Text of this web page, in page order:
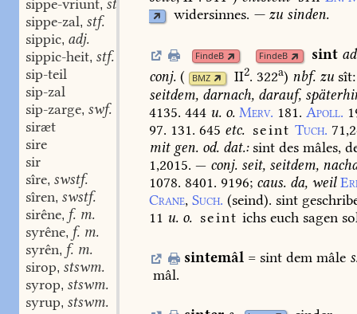
sippe-vriunt, stm.
sippe-zal, stf.
sippic, adj.
sippic-heit, stf.
sip-teil
sip-zal
sip-zarge, swf.
siræt
sire
sir
sîre, swstf.
sîren, swstf.
sirêne, f. m.
syrêne, f. m.
syrên, f. m.
sirop, stswm.
syrop, stswm.
syrup, stswm.
widersinnes. — zusinden.
FindeB FindeB sint
conj. ( BMZ II2. 322a) nbf. zu sît:
seitdem, darnach, darauf,
4135. 444 u. o. Merv. 181. Apoll.
97. 131. 645 etc. seint Tuch.
mitgen. od. dat.:sint des mâles,
1,2015. — conj. seit, seitdem,
1078. 8401. 9196; caus. da, weil
Crane, Such. (seind). sint
11 u. o. seint ichseuchsagen
sintemâl =sintdemmâle
mâl.